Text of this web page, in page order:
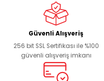
Ürün resmi kalitesiz,
Ürün açıklamasında
Ürün bilgilerinde hatalar
Ürün fiyatı diğer
Bu ürüne benzer farklı
Güvenli Alışveriş
256 bit SSL Sertifikası ile %100
güvenli alışveriş imkanı